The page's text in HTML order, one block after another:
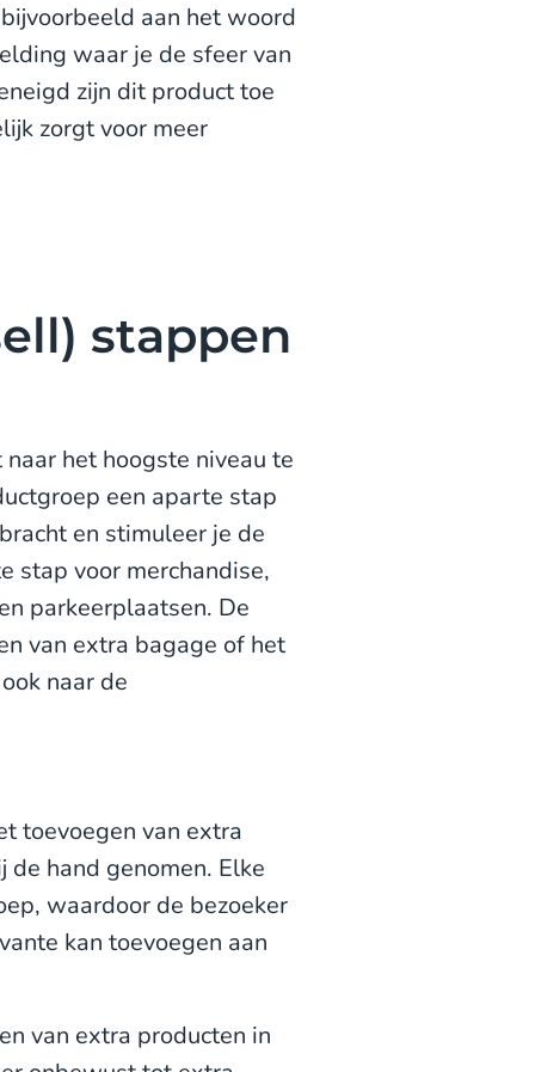
aan het woord
waar je de sfeer van
zijn dit product toe
zorgt voor meer
stappen
het hoogste niveau te
een aparte stap
en stimuleer je de
stap voor merchandise,
parkeerplaatsen. De
van extra bagage of het
naar de
toevoegen van extra
hand genomen. Elke
waardoor de bezoeker
kan toevoegen aan
van extra producten in